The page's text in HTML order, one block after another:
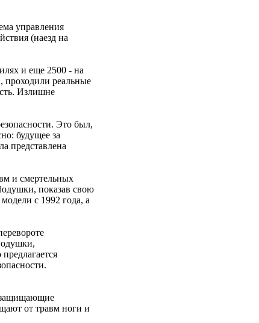
управления
(наезд на
и еще 2500 - на
проходили реальные
Излишне
Это был,
будущее за
представлена
и смертельных
показав свою
с 1992 года, а
защищающие
от травм ноги и